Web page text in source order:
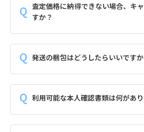
査定価格に納得できない場合、キ
すか？
発送の梱包はどうしたらいいですか
利用可能な本人確認書類は何があ